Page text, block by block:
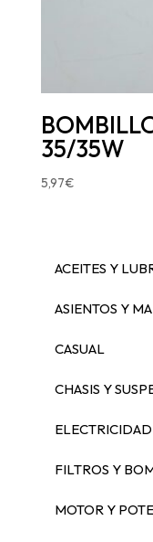
35/35W
5,97€
ACEITES Y
ASIENTOS Y
CASUAL
CHASIS Y
FILTROS Y
MOTOR Y